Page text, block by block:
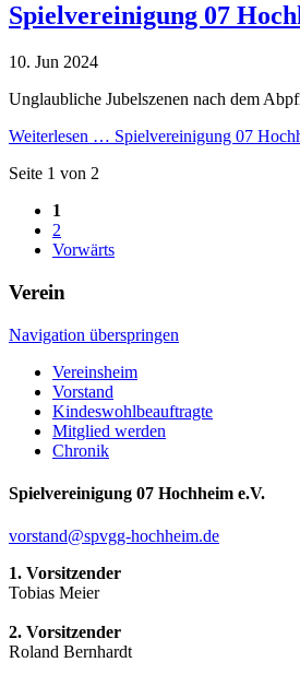
Spielvereinigung 07
10. Jun 2024
Unglaubliche Jubelszenen nach dem
Weiterlesen … Spielvereinigung 07
Seite 1 von 2
1
2
Vorwärts
Verein
Navigation überspringen
Vereinsheim
Vorstand
Kindeswohlbeauftragte
Mitglied werden
Chronik
Spielvereinigung 07 Hochheim e.V.
vorstand@spvgg-hochheim.de
1. Vorsitzender
Tobias Meier
2. Vorsitzender
Roland Bernhardt